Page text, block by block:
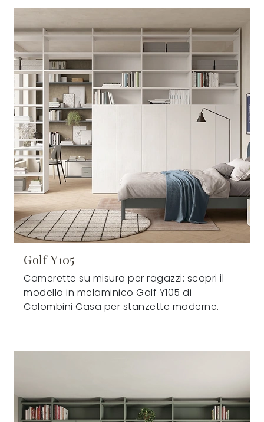
Golf Y105
Camerette su misura per ragazzi: scopri il
modello in melaminico Golf Y105 di
Colombini Casa per stanzette moderne.